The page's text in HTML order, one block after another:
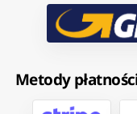
Metody